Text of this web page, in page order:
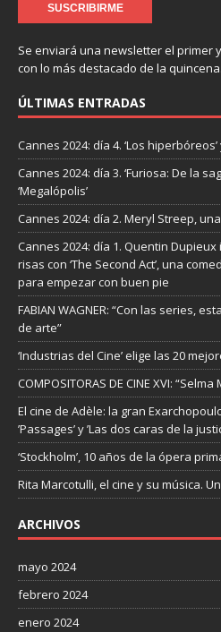
Se enviará una newsletter el primer
con lo más destacado de la quincena.
ÚLTIMAS ENTRADAS
Cannes 2024: día 4. ‘Los
Cannes 2024: día 3. ‘Furiosa: De la
‘Megalópolis’
Cannes 2024: día 2. Meryl Streep,
Cannes 2024: día 1. Quentin
risas con ‘The Second Act’, una
para empezar con buen pie
FABIAN WAGNER: “Con las series,
de arte”
‘Industrias del Cine’ elige las 20
COMPOSITORAS DE CINE XVI:
El cine de Adèle: la gran
’Passages’ y ’Las dos caras de la
‘Stockholm’, 10 años de la ópera
Rita Marcotulli, el cine y su música.
ARCHIVOS
mayo 2024
febrero 2024
enero 2024